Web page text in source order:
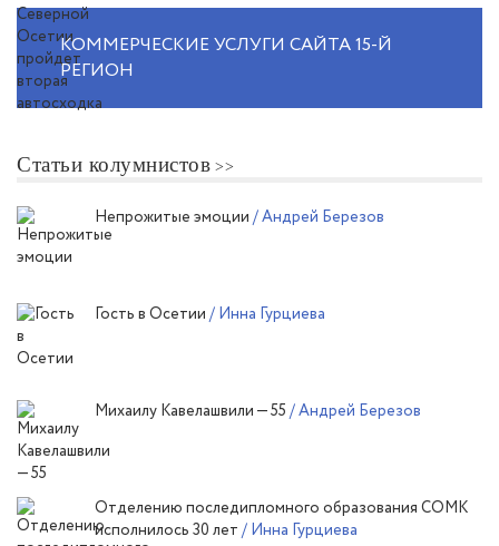
КОММЕРЧЕСКИЕ УСЛУГИ САЙТА 15-Й
РЕГИОН
Статьи колумнистов
Непрожитые эмоции / Андрей Березов
Гость в Осетии / Инна Гурциева
Михаилу Кавелашвили — 55 / Андрей Березов
Отделению последипломного образования СОМК
исполнилось 30 лет / Инна Гурциева